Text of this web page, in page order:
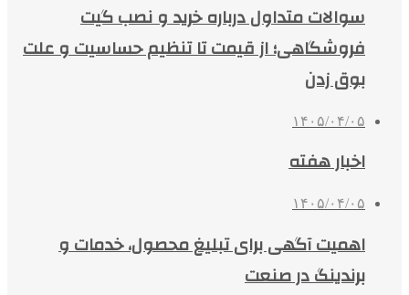
سوالات متداول درباره خرید و نصب گیت
فروشگاهی؛ از قیمت تا تنظیم حساسیت و علت
بوق زدن
۱۴۰۵/۰۴/۰۵
اخبار هفته
۱۴۰۵/۰۴/۰۵
اهمیت آگهی برای تبلیغ محصول، خدمات و
برندینگ در صنعت